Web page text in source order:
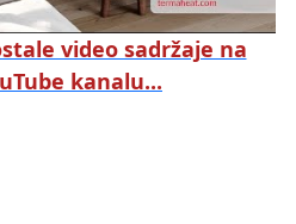
video sadržaje na
kanalu...